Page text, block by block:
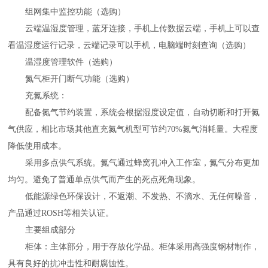
组网集中监控功能（选购）
云端温湿度管理，蓝牙连接，手机上传数据云端，手机上可以查
看温湿度运行记录，云端记录可以手机，电脑端时刻查询（选购）
温湿度管理软件（选购）
氮气柜开门断气功能（选购）
充氮系统：
配备氮气节约装置，系统会根据湿度设定值，自动切断和打开氮
气供应，相比市场其他直充氮气机型可节约70%氮气消耗量。大程度
降低使用成本。
采用多点供气系统。氮气通过蜂窝孔冲入工作室，氮气分布更加
均匀。避免了普通单点供气而产生的死点死角现象。
低能源绿色环保设计，不返潮、不发热、不滴水、无任何噪音，
产品通过ROSH等相关认证。
主要组成部分
柜体：主体部分，用于存放化学品。柜体采用高强度钢材制作，
具有良好的抗冲击性和耐腐蚀性。